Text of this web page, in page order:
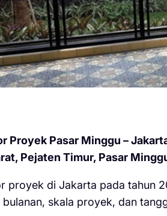
Proyek Pasar Minggu –
Pejaten Timur, Pasar
proyek di Jakarta pada tahun
bulanan, skala proyek, dan